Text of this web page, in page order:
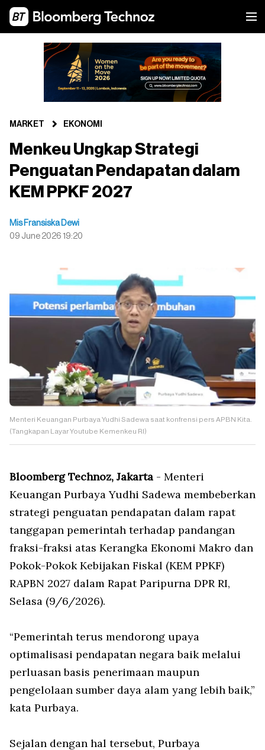
MARKET EKONOMI
Menkeu Ungkap Strategi
Penguatan Pendapatan dalam
KEM PPKF 2027
Mis Fransiska Dewi
09 June 2026 19:20
Menteri Keuangan Purbaya Yudhi Sadewa saat konfrensi pers APBN Kita.
(Tangkapan Layar Youtube Kemenkeu RI)
Bloomberg Technoz, Jakarta - Menteri
Keuangan Purbaya Yudhi Sadewa membeberkan
strategi penguatan pendapatan dalam rapat
tanggapan pemerintah terhadap pandangan
fraksi-fraksi atas Kerangka Ekonomi Makro dan
Pokok-Pokok Kebijakan Fiskal (KEM PPKF)
RAPBN 2027 dalam Rapat Paripurna DPR RI,
Selasa (9/6/2026).
“Pemerintah terus mendorong upaya
optimalisasi pendapatan negara baik melalui
perluasan basis penerimaan maupun
pengelolaan sumber daya alam yang lebih baik,”
kata Purbaya.
Sejalan dengan hal tersebut, Purbaya